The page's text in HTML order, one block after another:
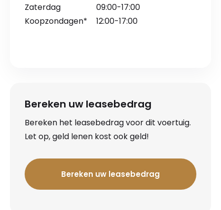
Zaterdag
09:00-17:00
Koopzondagen*
12:00-17:00
Bereken uw leasebedrag
Bereken het leasebedrag voor dit voertuig.
Let op, geld lenen kost ook geld!
Bereken uw leasebedrag